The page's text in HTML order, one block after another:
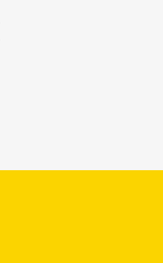
El
es: